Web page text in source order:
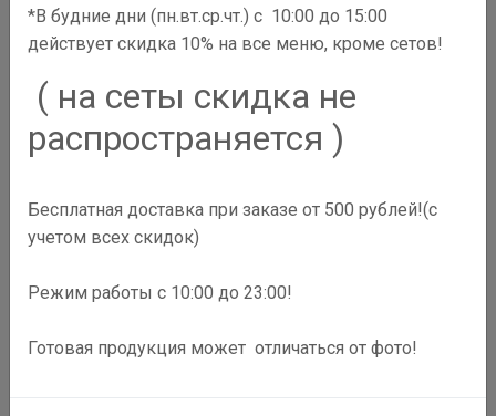
350₽ В корзину
*В будние дни (пн.вт.ср.чт.) с 10:00 до 15:00
действует скидка 10% на все меню, кроме сетов!
( на сеты скидка не
распространяется )
Бесплатная доставка при заказе от 500 рублей!(с
учетом всех скидок)
Режим работы с 10:00 до 23:00!
Готовая продукция может отличаться от фото!